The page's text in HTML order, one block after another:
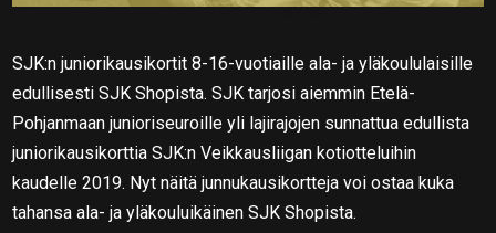
SJK:n juniorikausikortit 8-16-vuotiaille ala- ja yläkoululaisille
edullisesti SJK Shopista. SJK tarjosi aiemmin Etelä-
Pohjanmaan junioriseuroille yli lajirajojen sunnattua edullista
juniorikausikorttia SJK:n Veikkausliigan kotiotteluihin
kaudelle 2019. Nyt näitä junnukausikortteja voi ostaa kuka
tahansa ala- ja yläkouluikäinen SJK Shopista.